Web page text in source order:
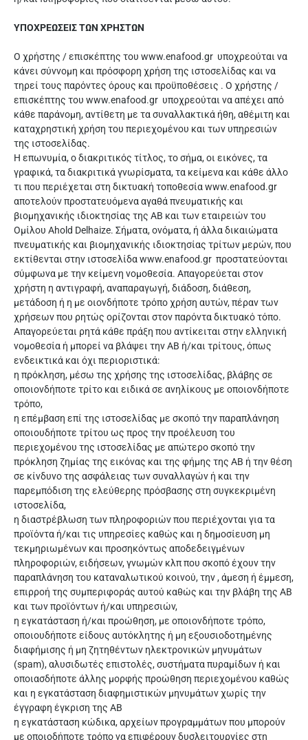
ΥΠΟΧΡΕΩΣΕΙΣ ΤΩΝ ΧΡΗΣΤΩΝ
Ο χρήστης / επισκέπτης του www.enafood.gr υποχρεούται να
κάνει σύννομη και πρόσφορη χρήση της ιστοσελίδας και να
τηρεί τους παρόντες όρους και προϋποθέσεις . Ο χρήστης /
επισκέπτης του www.enafood.gr υποχρεούται να απέχει από
κάθε παράνομη, αντίθετη με τα συναλλακτικά ήθη, αθέμιτη και
καταχρηστική χρήση του περιεχομένου και των υπηρεσιών
της ιστοσελίδας.
Η επωνυμία, ο διακριτικός τίτλος, το σήμα, οι εικόνες, τα
γραφικά, τα διακριτικά γνωρίσματα, τα κείμενα και κάθε άλλο
τι που περιέχεται στη δικτυακή τοποθεσία www.enafood.gr
αποτελούν προστατευόμενα αγαθά πνευματικής και
βιομηχανικής ιδιοκτησίας της ΑΒ και των εταιρειών του
Ομίλου Ahold Delhaize. Σήματα, ονόματα, ή άλλα δικαιώματα
πνευματικής και βιομηχανικής ιδιοκτησίας τρίτων μερών, που
εκτίθενται στην ιστοσελίδα www.enafood.gr προστατεύονται
σύμφωνα με την κείμενη νομοθεσία. Απαγορεύεται στον
χρήστη η αντιγραφή, αναπαραγωγή, διάδοση, διάθεση,
μετάδοση ή η με οιονδήποτε τρόπο χρήση αυτών, πέραν των
χρήσεων που ρητώς ορίζονται στον παρόντα δικτυακό τόπο.
Απαγορεύεται ρητά κάθε πράξη που αντίκειται στην ελληνική
νομοθεσία ή μπορεί να βλάψει την ΑΒ ή/και τρίτους, όπως
ενδεικτικά και όχι περιοριστικά:
η πρόκληση, μέσω της χρήσης της ιστοσελίδας, βλάβης σε
οποιονδήποτε τρίτο και ειδικά σε ανηλίκους με οποιονδήποτε
τρόπο,
η επέμβαση επί της ιστοσελίδας με σκοπό την παραπλάνηση
οποιουδήποτε τρίτου ως προς την προέλευση του
περιεχομένου της ιστοσελίδας με απώτερο σκοπό την
πρόκληση ζημίας της εικόνας και της φήμης της ΑΒ ή την θέση
σε κίνδυνο της ασφάλειας των συναλλαγών ή και την
παρεμπόδιση της ελεύθερης πρόσβασης στη συγκεκριμένη
ιστοσελίδα,
η διαστρέβλωση των πληροφοριών που περιέχονται για τα
προϊόντα ή/και τις υπηρεσίες καθώς και η δημοσίευση μη
τεκμηριωμένων και προσηκόντως αποδεδειγμένων
πληροφοριών, ειδήσεων, γνωμών κλπ που σκοπό έχουν την
παραπλάνηση του καταναλωτικού κοινού, την , άμεση ή έμμεση,
επιρροή της συμπεριφοράς αυτού καθώς και την βλάβη της ΑΒ
και των προϊόντων ή/και υπηρεσιών,
η εγκατάσταση ή/και προώθηση, με οποιονδήποτε τρόπο,
οποιουδήποτε είδους αυτόκλητης ή μη εξουσιοδοτημένης
διαφήμισης ή μη ζητηθέντων ηλεκτρονικών μηνυμάτων
(spam), αλυσιδωτές επιστολές, συστήματα πυραμίδων ή και
οποιασδήποτε άλλης μορφής προώθηση περιεχομένου καθώς
και η εγκατάσταση διαφημιστικών μηνυμάτων χωρίς την
έγγραφη έγκριση της ΑΒ
η εγκατάσταση κώδικα, αρχείων προγραμμάτων που μπορούν
με οποιοδήποτε τρόπο να επιφέρουν δυσλειτουργίες στη